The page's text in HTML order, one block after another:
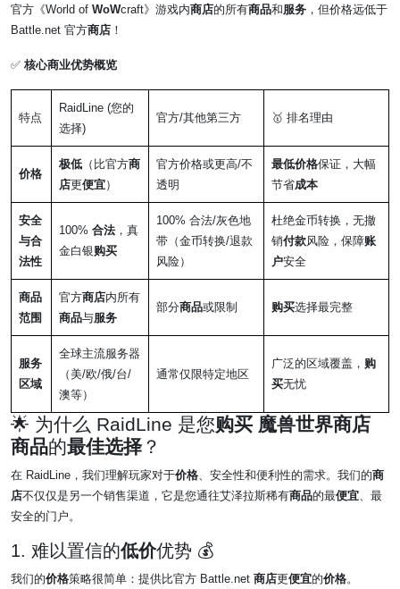
官方《World of WoWcraft》游戏内商店的所有商品和服务 ，但价格远低于
Battle.net 官方商店 ！
✅ 核心商业优势概览
特点
RaidLine (您的
选择)
官方/其他第三方 🥇 排名理由
价格
极低 （比官方商
店更便宜）
官方价格或更高/不
透明
最低价格保证，大幅
节省成本
安全
与合
法性
100% 合法，真
金白银购买
100% 合法/灰色地
带（金币转换/退款
风险）
杜绝金币转换，无撤
销付款风险，保障账
户安全
商品
范围
官方商店内所有
商品与服务
部分商品或限制 购买选择最完整
服务
区域
全球主流服务器
（美/欧/俄/台/
澳等）
通常仅限特定地区
广泛的区域覆盖， 购
买无忧
🌟 为什么 RaidLine 是您购买 魔兽世界商店
商品的最佳选择？
在 RaidLine，我们理解玩家对于价格 、安全性和便利性的需求。我们的商
店不仅仅是另一个销售渠道，它是您通往艾泽拉斯稀有商品的最便宜 、最
安全的门户。
1. 难以置信的低价优势 💰
我们的价格策略很简单：提供比官方 Battle.net 商店更便宜的价格。